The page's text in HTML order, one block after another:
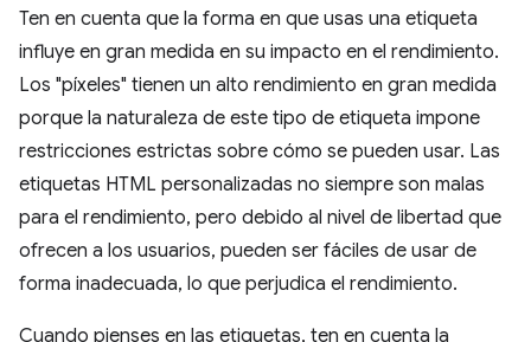
Ten en cuenta que la forma en que usas una etiqueta
influye en gran medida en su impacto en el rendimiento.
Los "píxeles" tienen un alto rendimiento en gran medida
porque la naturaleza de este tipo de etiqueta impone
restricciones estrictas sobre cómo se pueden usar. Las
etiquetas HTML personalizadas no siempre son malas
para el rendimiento, pero debido al nivel de libertad que
ofrecen a los usuarios, pueden ser fáciles de usar de
forma inadecuada, lo que perjudica el rendimiento.
Cuando pienses en las etiquetas, ten en cuenta la